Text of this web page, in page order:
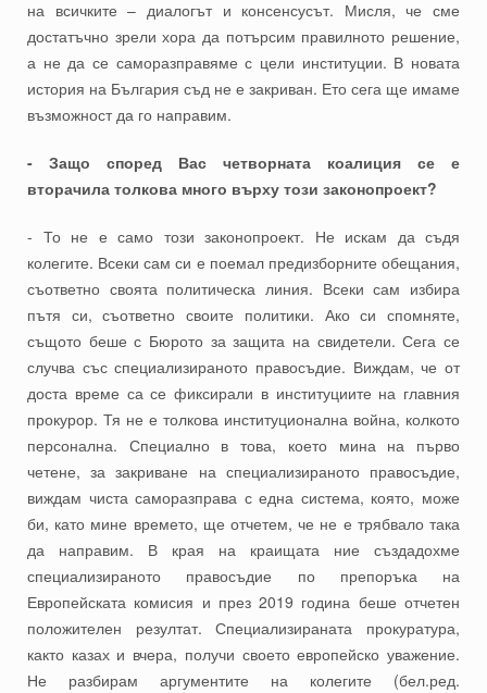
на всичките – диалогът и консенсусът. Мисля, че сме
достатъчно зрели хора да потърсим правилното решение,
а не да се саморазправяме с цели институции. В новата
история на България съд не е закриван. Ето сега ще имаме
възможност да го направим.
- Защо според Вас четворната коалиция се е
вторачила толкова много върху този законопроект?
- То не е само този законопроект. Не искам да съдя
колегите. Всеки сам си е поемал предизборните обещания,
съответно своята политическа линия. Всеки сам избира
пътя си, съответно своите политики. Ако си спомняте,
същото беше с Бюрото за защита на свидетели. Сега се
случва със специализираното правосъдие. Виждам, че от
доста време са се фиксирали в институциите на главния
прокурор. Тя не е толкова институционална война, колкото
персонална. Специално в това, което мина на първо
четене, за закриване на специализираното правосъдие,
виждам чиста саморазправа с една система, която, може
би, като мине времето, ще отчетем, че не е трябвало така
да направим. В края на краищата ние създадохме
специализираното правосъдие по препоръка на
Европейската комисия и през 2019 година беше отчетен
положителен резултат. Специализираната прокуратура,
както казах и вчера, получи своето европейско уважение.
Не разбирам аргументите на колегите (бел.ред.